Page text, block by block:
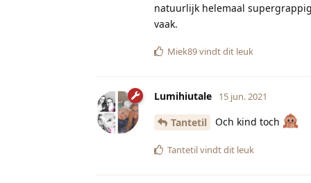
natuurlijk helemaal
vaak.
Miek89vindt dit leuk
Lumihiutale 15 jun. 2021
Tantetil Och kind toch
Tantetilvindt dit leuk